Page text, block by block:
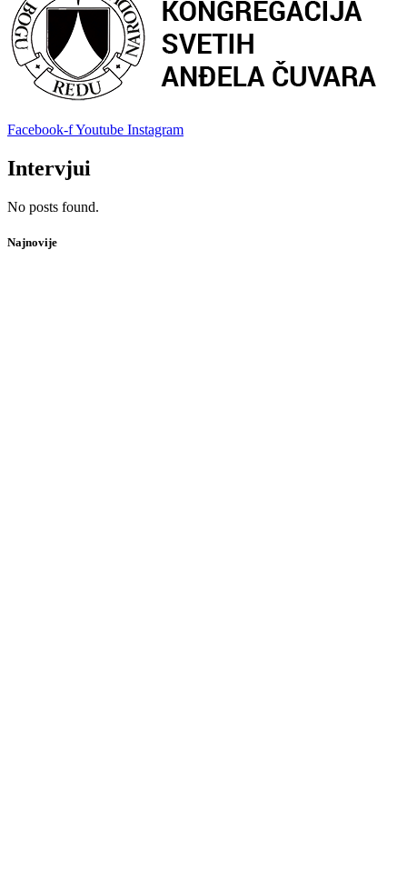
Facebook-fYoutube Instagram
Intervjui
No posts found.
Najnovije